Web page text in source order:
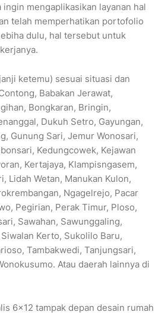
mengaplikasikan layanan hal
telah memperhatikan portofolio
dulu, hal tersebut untuk
ketemu) sesuai situasi dan
Babakan Jerawat,
Bongkaran, Bringin,
Dukuh Setro, Gayungan,
Gunung Sari, Jemur Wonosari,
Kedungcowek, Kejawan
Kertajaya, Klampisngasem,
Lidah Wetan, Manukan Kulon,
Ngagelrejo, Pacar
Pegirian, Perak Timur, Ploso,
Sawahan, Sawunggaling,
Kerto, Sukolilo Baru,
Tambakwedi, Tanjungsari,
Atau daerah lainnya di
6×12 tampak depan desain rumah